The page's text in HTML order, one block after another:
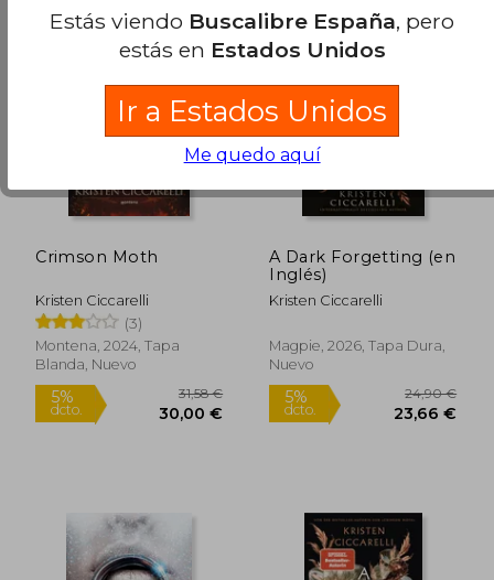
5%
dcto.
17,99 €
17,09 €
5%
dcto.
5%
dcto.
5%
dcto.
Crimson Moth
Kristen Ciccarelli
(3)
Montena, 2024, Tapa
Blanda, Nuevo
A Dark Forgetting (en
Inglés)
Kristen Ciccarelli
Magpie, 2026, Tapa Dura,
Nuevo
Estás viendo Buscalibre España, pero
estás en Estados Unidos
Ir a Estados Unidos
Me quedo aquí